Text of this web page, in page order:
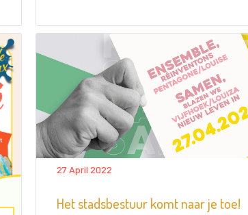
27 April 2022
Het stadsbestuur komt naar je toe!